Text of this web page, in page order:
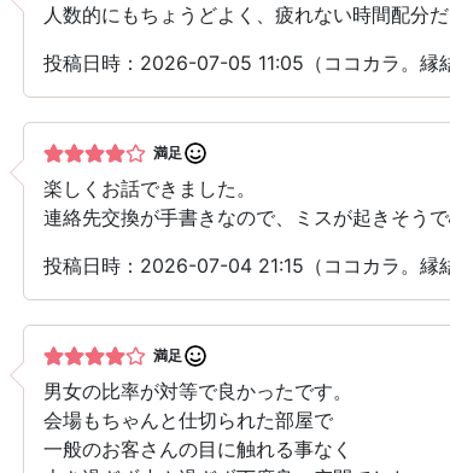
人数的にもちょうどよく、疲れない時間配分
投稿日時：2026-07-05 11:05（ココカラ。縁
満足
楽しくお話できました。
連絡先交換が手書きなので、ミスが起きそう
投稿日時：2026-07-04 21:15（ココカラ。縁
満足
男女の比率が対等で良かったです。
会場もちゃんと仕切られた部屋で
一般のお客さんの目に触れる事なく